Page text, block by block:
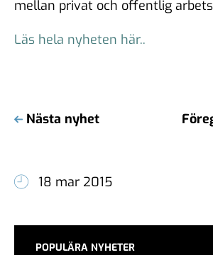
mellan privat och offentlig
Läs hela nyheten här..
Nästa nyhet
18 mar 2015
POPULÄRA NYHETER